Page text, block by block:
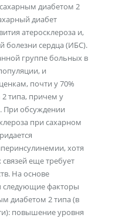
диабетом 2
диабет
атеросклероза и,
болезни сердца (ИБС).
группе больных в
и
почти у 70%
типа, причем у
обсуждении
при сахарном
хотя
еще требует
На основе
следующие факторы
диабетом 2 типа (в
повышение уровня